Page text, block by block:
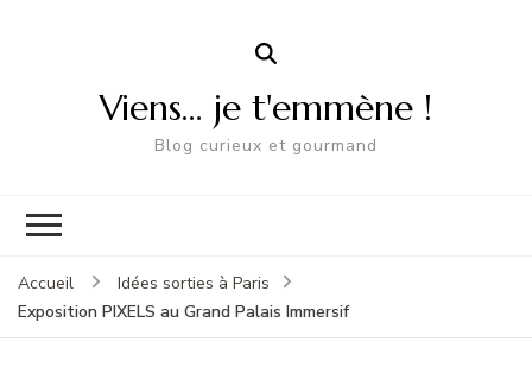
Viens… je t'emmène !
Blog curieux et gourmand
Accueil
Idées sorties à Paris
Exposition PIXELS au Grand Palais Immersif